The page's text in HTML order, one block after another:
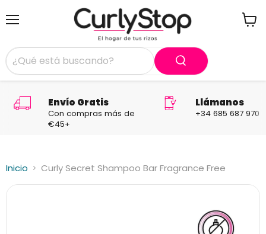
Envío Gratis
Con compras más de
€45+
Llámanos
+34 685 687 970
Inicio Curly Secret Shampoo Bar Fragrance Free